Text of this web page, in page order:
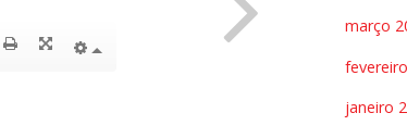
março
janeiro